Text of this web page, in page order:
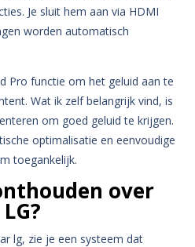
Je sluit hem aan via HDMI
worden automatisch
Pro functie om het geluid aan te
Wat ik zelf belangrijk vind, is
om goed geluid te krijgen.
optimalisatie en eenvoudige
toegankelijk.
over
lg, zie je een systeem dat